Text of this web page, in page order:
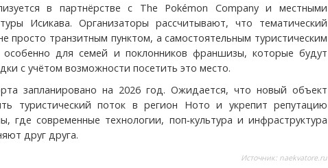
в партнёрстве с The Pokémon Company и местными
Исикава. Организаторы рассчитывают, что тематический
просто транзитным пунктом, а самостоятельным туристическим
для семей и поклонников франшизы, которые будут
с учётом возможности посетить это место.
запланировано на 2026 год. Ожидается, что новый объект
туристический поток в регион Ното и укрепит репутацию
где современные технологии, поп‑культура и инфраструктура
друг друга.
Источник: naekvatore.ru